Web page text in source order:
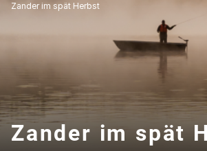
Zander im spät Herbst
Zander im spät